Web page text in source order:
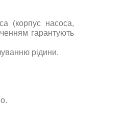
(корпус насоса,
гарантують
рідини.